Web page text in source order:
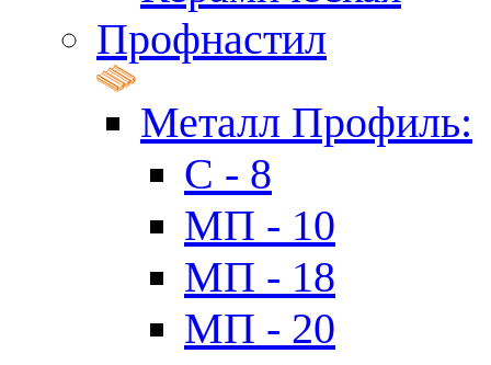
Профнастил
Металл Профиль:
C - 8
МП - 10
МП - 18
МП - 20